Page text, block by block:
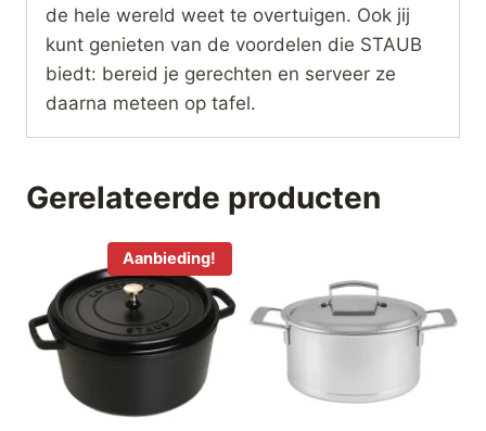
de hele wereld weet te overtuigen. Ook jij
kunt genieten van de voordelen die STAUB
biedt: bereid je gerechten en serveer ze
daarna meteen op tafel.
Gerelateerde producten
Aanbieding!